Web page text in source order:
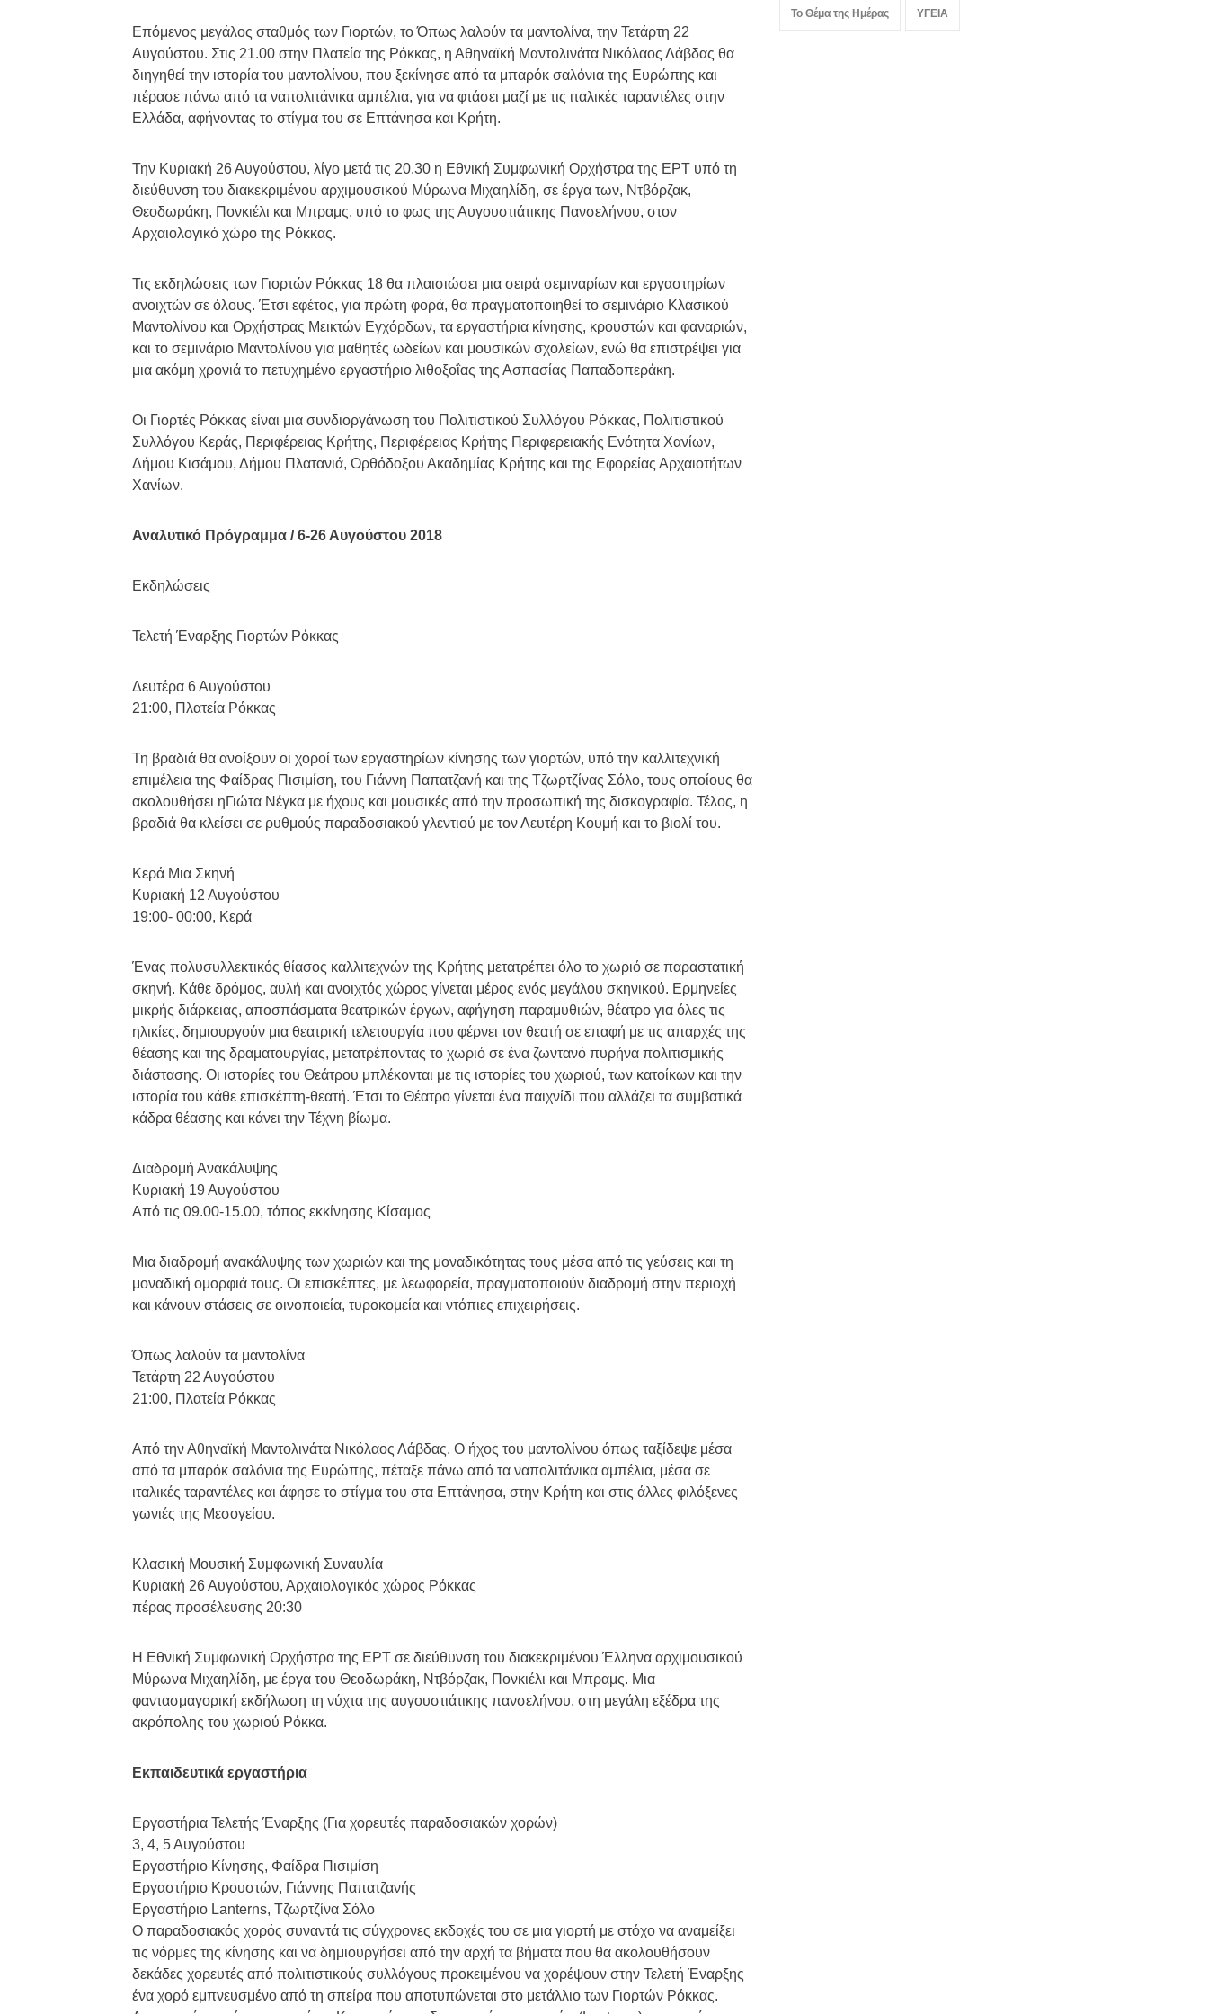
Επόμενος μεγάλος σταθμός των Γιορτών, το Όπως λαλούν τα μαντολίνα, την Τετάρτη 22
Αυγούστου. Στις 21.00 στην Πλατεία της Ρόκκας, η Αθηναϊκή Μαντολινάτα Νικόλαος Λάβδας θα
διηγηθεί την ιστορία του μαντολίνου, που ξεκίνησε από τα μπαρόκ σαλόνια της Ευρώπης και
πέρασε πάνω από τα ναπολιτάνικα αμπέλια, για να φτάσει μαζί με τις ιταλικές ταραντέλες στην
Ελλάδα, αφήνοντας το στίγμα του σε Επτάνησα και Κρήτη.
Την Κυριακή 26 Αυγούστου, λίγο μετά τις 20.30 η Εθνική Συμφωνική Ορχήστρα της ΕΡΤ υπό τη
διεύθυνση του διακεκριμένου αρχιμουσικού Μύρωνα Μιχαηλίδη, σε έργα των, Ντβόρζακ,
Θεοδωράκη, Πονκιέλι και Μπραμς, υπό το φως της Αυγουστιάτικης Πανσελήνου, στον
Αρχαιολογικό χώρο της Ρόκκας.
Τις εκδηλώσεις των Γιορτών Ρόκκας 18 θα πλαισιώσει μια σειρά σεμιναρίων και εργαστηρίων
ανοιχτών σε όλους. Έτσι εφέτος, για πρώτη φορά, θα πραγματοποιηθεί το σεμινάριο Κλασικού
Μαντολίνου και Ορχήστρας Μεικτών Εγχόρδων, τα εργαστήρια κίνησης, κρουστών και φαναριών,
και το σεμινάριο Μαντολίνου για μαθητές ωδείων και μουσικών σχολείων, ενώ θα επιστρέψει για
μια ακόμη χρονιά το πετυχημένο εργαστήριο λιθοξοΐας της Ασπασίας Παπαδοπεράκη.
Οι Γιορτές Ρόκκας είναι μια συνδιοργάνωση του Πολιτιστικού Συλλόγου Ρόκκας, Πολιτιστικού
Συλλόγου Κεράς, Περιφέρειας Κρήτης, Περιφέρειας Κρήτης Περιφερειακής Ενότητα Χανίων,
Δήμου Κισάμου, Δήμου Πλατανιά, Ορθόδοξου Ακαδημίας Κρήτης και της Εφορείας Αρχαιοτήτων
Χανίων.
Αναλυτικό Πρόγραμμα / 6-26 Αυγούστου 2018
Εκδηλώσεις
Τελετή Έναρξης Γιορτών Ρόκκας
Δευτέρα 6 Αυγούστου
21:00, Πλατεία Ρόκκας
Τη βραδιά θα ανοίξουν οι χοροί των εργαστηρίων κίνησης των γιορτών, υπό την καλλιτεχνική
επιμέλεια της Φαίδρας Πισιμίση, του Γιάννη Παπατζανή και της Τζωρτζίνας Σόλο, τους οποίους θα
ακολουθήσει ηΓιώτα Νέγκα με ήχους και μουσικές από την προσωπική της δισκογραφία. Τέλος, η
βραδιά θα κλείσει σε ρυθμούς παραδοσιακού γλεντιού με τον Λευτέρη Κουμή και το βιολί του.
Κερά Μια Σκηνή
Κυριακή 12 Αυγούστου
19:00- 00:00, Κερά
Ένας πολυσυλλεκτικός θίασος καλλιτεχνών της Κρήτης μετατρέπει όλο το χωριό σε παραστατική
σκηνή. Κάθε δρόμος, αυλή και ανοιχτός χώρος γίνεται μέρος ενός μεγάλου σκηνικού. Ερμηνείες
μικρής διάρκειας, αποσπάσματα θεατρικών έργων, αφήγηση παραμυθιών, θέατρο για όλες τις
ηλικίες, δημιουργούν μια θεατρική τελετουργία που φέρνει τον θεατή σε επαφή με τις απαρχές της
θέασης και της δραματουργίας, μετατρέποντας το χωριό σε ένα ζωντανό πυρήνα πολιτισμικής
διάστασης. Οι ιστορίες του Θεάτρου μπλέκονται με τις ιστορίες του χωριού, των κατοίκων και την
ιστορία του κάθε επισκέπτη-θεατή. Έτσι το Θέατρο γίνεται ένα παιχνίδι που αλλάζει τα συμβατικά
κάδρα θέασης και κάνει την Τέχνη βίωμα.
Διαδρομή Ανακάλυψης
Κυριακή 19 Αυγούστου
Από τις 09.00-15.00, τόπος εκκίνησης Κίσαμος
Μια διαδρομή ανακάλυψης των χωριών και της μοναδικότητας τους μέσα από τις γεύσεις και τη
μοναδική ομορφιά τους. Οι επισκέπτες, με λεωφορεία, πραγματοποιούν διαδρομή στην περιοχή
και κάνουν στάσεις σε οινοποιεία, τυροκομεία και ντόπιες επιχειρήσεις.
Όπως λαλούν τα μαντολίνα
Τετάρτη 22 Αυγούστου
21:00, Πλατεία Ρόκκας
Από την Αθηναϊκή Μαντολινάτα Νικόλαος Λάβδας. Ο ήχος του μαντολίνου όπως ταξίδεψε μέσα
από τα μπαρόκ σαλόνια της Ευρώπης, πέταξε πάνω από τα ναπολιτάνικα αμπέλια, μέσα σε
ιταλικές ταραντέλες και άφησε το στίγμα του στα Επτάνησα, στην Κρήτη και στις άλλες φιλόξενες
γωνιές της Μεσογείου.
Κλασική Μουσική Συμφωνική Συναυλία
Κυριακή 26 Αυγούστου, Αρχαιολογικός χώρος Ρόκκας
πέρας προσέλευσης 20:30
Η Εθνική Συμφωνική Ορχήστρα της ΕΡΤ σε διεύθυνση του διακεκριμένου Έλληνα αρχιμουσικού
Μύρωνα Μιχαηλίδη, με έργα του Θεοδωράκη, Ντβόρζακ, Πονκιέλι και Μπραμς. Μια
φαντασμαγορική εκδήλωση τη νύχτα της αυγουστιάτικης πανσελήνου, στη μεγάλη εξέδρα της
ακρόπολης του χωριού Ρόκκα.
Εκπαιδευτικά εργαστήρια
Εργαστήρια Τελετής Έναρξης (Για χορευτές παραδοσιακών χορών)
3, 4, 5 Αυγούστου
Εργαστήριο Κίνησης, Φαίδρα Πισιμίση
Εργαστήριο Κρουστών, Γιάννης Παπατζανής
Εργαστήριο Lanterns, Τζωρτζίνα Σόλο
Ο παραδοσιακός χορός συναντά τις σύγχρονες εκδοχές του σε μια γιορτή με στόχο να αναμείξει
τις νόρμες της κίνησης και να δημιουργήσει από την αρχή τα βήματα που θα ακολουθήσουν
δεκάδες χορευτές από πολιτιστικούς συλλόγους προκειμένου να χορέψουν στην Τελετή Έναρξης
ένα χορό εμπνευσμένο από τη σπείρα που αποτυπώνεται στο μετάλλιο των Γιορτών Ρόκκας.
Το Θέμα της Ημέρας ΥΓΕΙΑ